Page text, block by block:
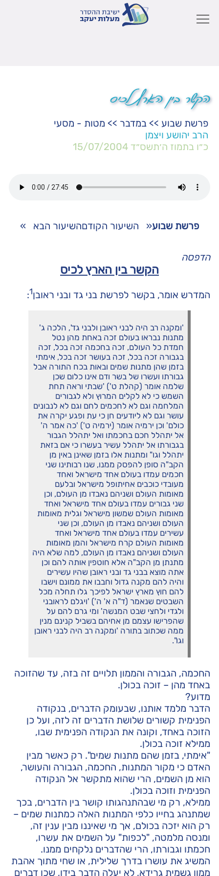
הקשר בין הארץ לכיס
פרשת שבוע >> במדבר >> מטות - מסעי
הרב יהושע ויצמן
כ״ו בתמוז ה׳תשס״ד 15/07/2004
פרשת שבוע« השיעור הקודםהשיעור הבא »
הדפסה
הקשר בין הארץ לכיס
המדרש אומר, בקשר לפרשת בני גד ובני ראובן1
:
'ומקנה רב היה לבני ראובן ולבני גד', הלכה ג'
מתנות נבראו בעולם זכה באחת מהן נטל
חמדת כל העולם, זכה בחכמה זכה בכל, זכה
בגבורה זכה בכל, זכה בעושר זכה בכל, אימתי
בזמן שהן מתנות שמים ובאות בכח התורה אבל
גבורתו ועשרו של בשר ודם אינו כלום שכן
שלמה אומר (קהלת ט') 'שבתי וראה תחת
השמש כי לא לקלים המרוץ ולא לגבורים
המלחמה וגם לא לחכמים לחם וגם לא לנבונים
עושר וגם לא ליודעים חן כי עת ופגע יקרה את
כולם' וכן ירמיה אומר (ירמיה ט') 'כה אמר ה'
אל יתהלל חכם בחכמתו ואל יתהלל הגבור
בגבורתו אל יתהלל עשיר בעשרו כי אם בזאת
יתהלל וגו" ומתנות אלו בזמן שאינן באין מן
הקב"ה סופן להפסק ממנו, שנו רבותינו שני
חכמים עמדו בעולם אחד מישראל ואחד
מעובדי כוכבים אחיתופל מישראל ובלעם
מאומות העולם ושניהם נאבדו מן העולם, וכן
שני גבורים עמדו בעולם אחד מישראל ואחד
מאומות העולם שמשון מישראל וגלית מאומות
העולם ושניהם נאבדו מן העולם, וכן שני
עשירים עמדו בעולם אחד מישראל ואחד
מאומות העולם קרח מישראל והמן מאומות
העולם ושניהם נאבדו מן העולם, למה שלא היה
מתנתן מן הקב"ה אלא חוטפין אותה להם וכן
אתה מוצא בבני גד ובני ראובן שהיו עשירים
והיה להם מקנה גדול וחבבו את ממונם וישבו
להם חוץ מארץ ישראל לפיכך גלו תחלה מכל
השבטים שנאמר (ד"ה א' ה') 'ויגלם לראובני
ולגדי ולחצי שבט המנשה' ומי גרם להם על
שהפרישו עצמם מן אחיהם בשביל קנינם מנין
ממה שכתוב בתורה 'ומקנה רב היה לבני ראובן
וגו".
החכמה, הגבורה והממון תלויים זה בזה, עד שהזוכה
באחד מהן – זוכה בכולן.
מדוע?
הדבר מלמד אותנו, שבעומק הדברים, בנקודה
הפנימית קשורים שלושת הדברים זה לזה, ועל כן
הזוכה באחד, וקונה את הנקודה הפנימית שבו,
ממילא זוכה בכולן.
"אימתי, בזמן שהם מתנות שמים". רק כאשר מבין
האדם כי מקור המתנות, החכמה, הגבורה והעושר,
הוא מן השמים, הרי שהוא מתקשר אל הנקודה
הפנימית וזוכה בכולן.
ממילא, רק מי שבהתנהגותו קושר בין הדברים, בכך
שמתנהג בחייו כלפי המתנות האלה כמתנות שמים –
רק הוא יזכה בכולם, אך מי שאיננו מבין ענין זה,
ומנסה מלמטה, "לכפות" על השמים את עשרו,
חכמתו וגבורתו, הרי שהדברים נלקחים ממנו.
המשיג את עושרו בדרך שלילית, או שחי מתוך אהבת
ממון גשמית גרידא, לא יעלה הדבר בידו, שכן דברים